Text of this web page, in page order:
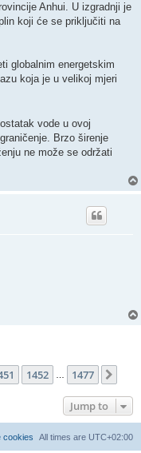
Anhui. U izgradnji je
koji će se priključiti na
globalnim energetskim
koja je u velikoj mjeri
vode u ovoj
Brzo širenje
ne može se održati
1452 1477
Jump to
All times are UTC+02:00
cookies